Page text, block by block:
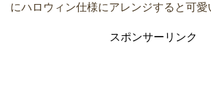
にハロウィン仕様にアレンジすると可愛
スポンサーリンク